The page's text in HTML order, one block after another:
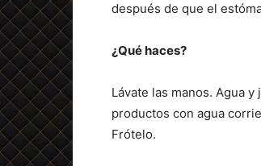
después de que el
¿Qué haces?
Lávate las manos. Agua
productos con agua
Frótelo.